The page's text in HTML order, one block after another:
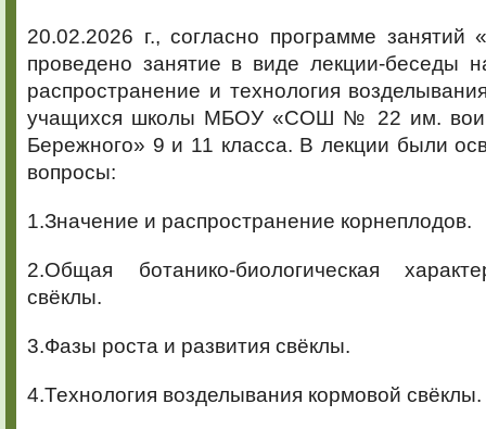
20.02.2026 г., согласно программе занятий
проведено занятие в виде лекции-беседы
распространение и технология
учащихся школы МБОУ «СОШ № 22 им.
Бережного» 9 и 11 класса. В лекции были
вопросы:
1.Значение и распространение корнеплодов.
2.Общая ботанико-биологическая
свёклы.
3.Фазы роста и развития свёклы.
4.Технология возделывания кормовой свёклы.